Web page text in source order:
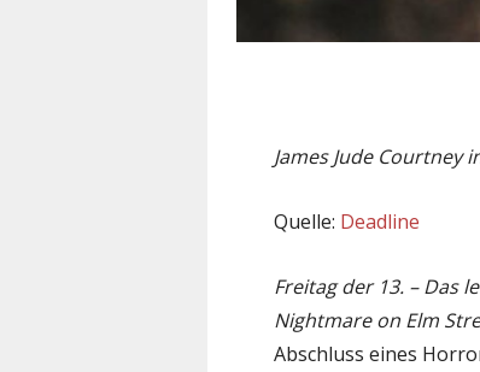
James Jude Courtney
Quelle: Deadline
Freitag der 13. – Das
Nightmare on Elm
Abschluss eines